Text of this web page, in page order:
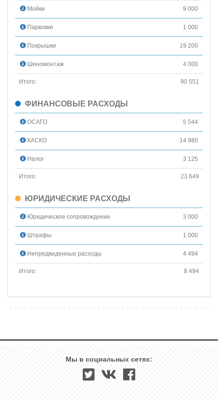
Мойки 9 000
Парковки 1 000
Покрышки 19 200
Шиномонтаж 4 000
Итого: 90 551
ФИНАНСОВЫЕ РАСХОДЫ
ОСАГО 5 544
КАСКО 14 980
Налог 3 125
Итого: 23 649
ЮРИДИЧЕСКИЕ РАСХОДЫ
Юридическое сопровождение 3 000
Штрафы 1 000
Непредвиденные расходы 4 494
Итого: 8 494
Мы в социальных сетях: